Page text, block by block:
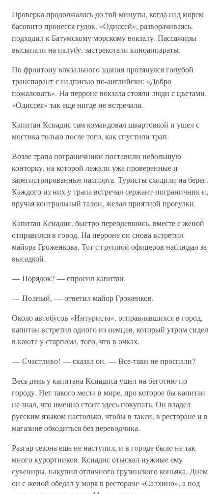
Проверка продолжалась до той минуты, когда над морем
басовито пронесся гудок. «Одиссей», разворачиваясь,
подходил к Батумскому морскому вокзалу. Пассажиры
высыпали на палубу, застрекотали киноаппараты.
По фронтону вокзального здания протянулся голубой
транспарант с надписью по-английски: «Добро
пожаловать». На перроне вокзала стояли люди с цветами.
«Одиссея» так еще нигде не встречали.
Капитан Ксиадис сам командовал швартовкой и ушел с
мостика только после того, как спустили трап.
Возле трапа пограничники поставили небольшую
конторку, на которой лежали уже проверенные и
зарегистрированные паспорта. Туристы сходили на берег.
Каждого из них у трапа встречал сержант-пограничник и,
вручая контрольный талон, желал приятной прогулки.
Капитан Ксиадис, быстро переодевшись, вместе с женой
отправился в город. На перроне он снова встретил
майора Гроженкова. Тот с группой офицеров наблюдал за
высадкой.
— Порядок? — спросил капитан.
— Полный, — ответил майор Гроженков.
Около автобусов «Интуриста», отправлявшихся в город,
капитан встретил одного из немцев, который утром сидел
в каюте у старпома, того, что в очках.
— Счастливо! — сказал он. — Все-таки не проспали?
Весь день у капитана Ксиадиса ушел на беготню по
городу. Нет такого места в мире, про которое бы капитан
не знал, что именно стоит здесь покупать. Он владел
русским языком настолько, чтобы в такси, в ресторане и в
магазине обходиться без переводчика.
Разгар сезона еще не наступил, и в городе было не так
много курортников. Ксиадис отыскал нужные ему
сувениры, накупил отличного грузинского коньяка. Днем
он с женой обедал у моря в ресторане «Салхино», а под